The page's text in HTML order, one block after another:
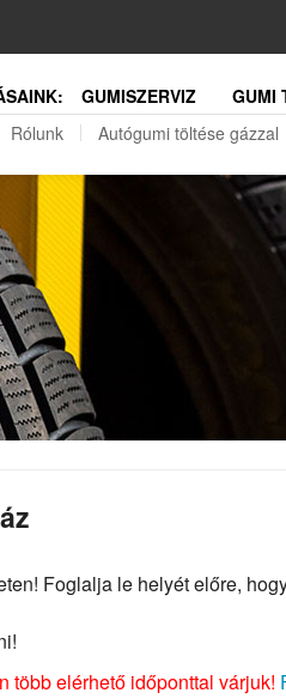
GUMISZERVIZ GUMI
Rólunk
Autógumi töltése gázzal
Foglalja le helyét előre,
több elérhető időponttal várjuk!